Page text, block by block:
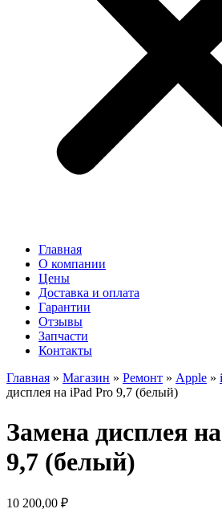
Главная
О компании
Цены
Доставка и оплата
Гарантии
Отзывы
Запчасти
Контакты
Главная » Магазин » Ремонт » Apple »
дисплея на iPad Pro 9,7 (белый)
Замена дисплея
9,7 (белый)
10 200,00 ₽